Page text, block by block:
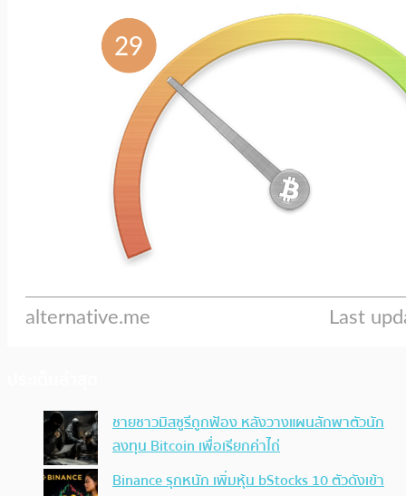
ชายชาวมิสซูรีถูกฟ้อง หลังวางแผนลักพาตัวนัก
ลงทุน Bitcoin เพื่อเรียกค่าไถ่
Binance รุกหนัก เพิ่มหุ้น bStocks 10 ตัวดังเข้า